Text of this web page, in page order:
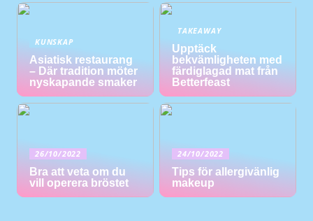
KUNSKAP
Asiatisk restaurang
– Där tradition möter
nyskapande smaker
TAKEAWAY
Upptäck
bekvämligheten med
färdiglagad mat från
Betterfeast
26/10/2022
Bra att veta om du
vill operera bröstet
24/10/2022
Tips för allergivänlig
makeup